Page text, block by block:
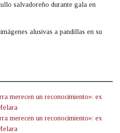
salvadoreño durante gala en
alusivas a pandillas en su
merecen un reconocimiento»: ex
merecen un reconocimiento»: ex